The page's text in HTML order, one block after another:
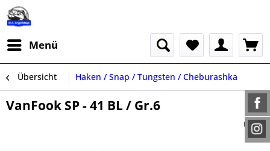
Menü
Übersicht Haken / Snap / Tungsten / Cheburashka
VanFook SP - 41 BL / Gr.6